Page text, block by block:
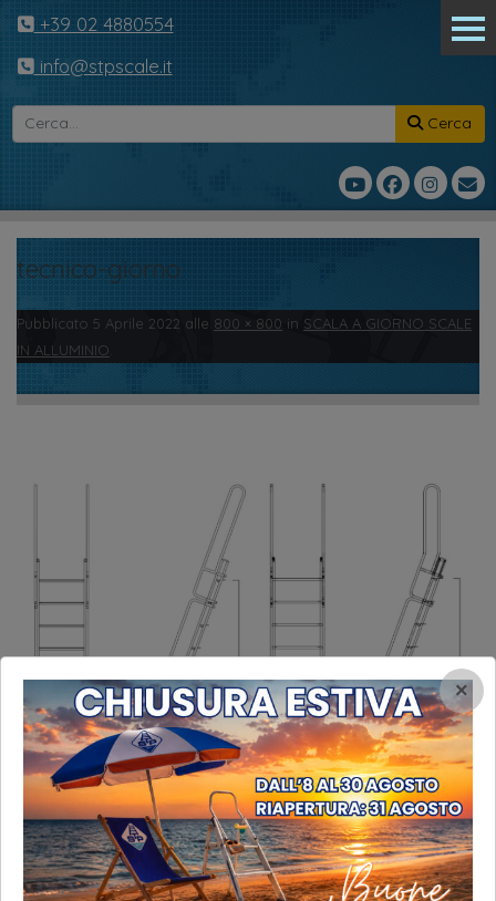
+39 02 4880554
info@stpscale.it
Cerca
tecnico-giorno
Pubblicato 5 Aprile 2022 alle 800 × 800 in SCALA A GIORNO SCALE
IN ALLUMINIO
×